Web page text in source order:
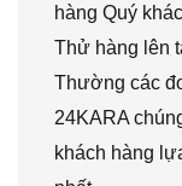
hàng Quý
Thử hàng lên
Thường các
24KARA
khách hàng